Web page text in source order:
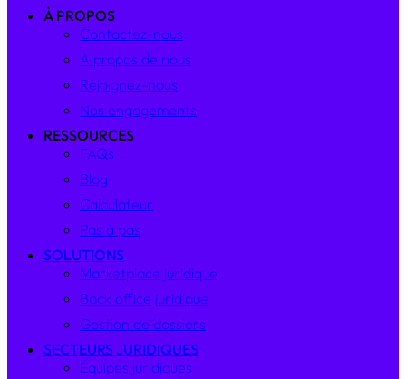
À PROPOS
Contactez-nous
A propos de nous
Rejoignez-nous
Nos engagements
RESSOURCES
FAQs
Blog
Calculateur
Pas à pas
SOLUTIONS
Marketplace juridique
Back office juridique
Gestion de dossiers
SECTEURS JURIDIQUES
Équipes juridiques